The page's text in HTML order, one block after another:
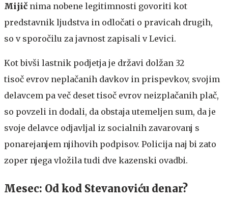
Mijič nima nobene legitimnosti govoriti kot
predstavnik ljudstva in odločati o pravicah drugih,
so v sporočilu za javnost zapisali v Levici.
Kot bivši lastnik podjetja je državi dolžan 32
tisoč evrov neplačanih davkov in prispevkov, svojim
delavcem pa več deset tisoč evrov neizplačanih plač,
so povzeli in dodali, da obstaja utemeljen sum, da je
svoje delavce odjavljal iz socialnih zavarovanj s
ponarejanjem njihovih podpisov. Policija naj bi zato
zoper njega vložila tudi dve kazenski ovadbi.
Mesec: Od kod Stevanoviću denar?